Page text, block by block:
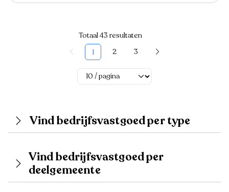
Totaal 43 resultaten
1
2 3
Vind bedrijfsvastgoed per type
Vind bedrijfsvastgoed per
deelgemeente